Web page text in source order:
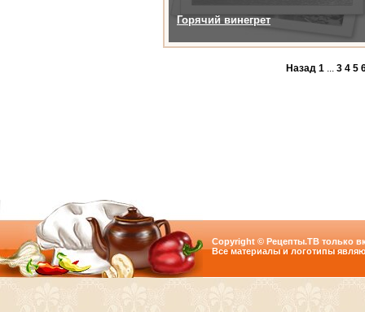
Горячий винегрет
Назад 1 ... 3 4 5
Copyright © Рецепты.ТВ только
Все материалы и логотипы